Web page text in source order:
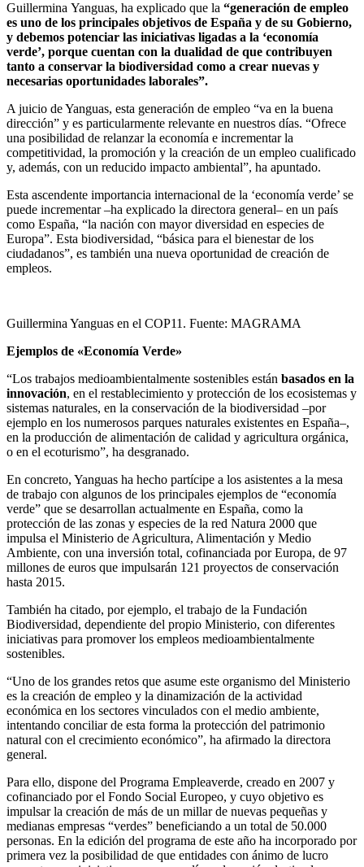
Guillermina Yanguas, ha explicado que la “generación de empleo
es uno de los principales objetivos de España y de su Gobierno,
y debemos potenciar las iniciativas ligadas a la ‘economía
verde’, porque cuentan con la dualidad de que contribuyen
tanto a conservar la biodiversidad como a crear nuevas y
necesarias oportunidades laborales”.
A juicio de Yanguas, esta generación de empleo “va en la buena
dirección” y es particularmente relevante en nuestros días. “Ofrece
una posibilidad de relanzar la economía e incrementar la
competitividad, la promoción y la creación de un empleo cualificado
y, además, con un reducido impacto ambiental”, ha apuntado.
Esta ascendente importancia internacional de la ‘economía verde’ se
puede incrementar –ha explicado la directora general– en un país
como España, “la nación con mayor diversidad en especies de
Europa”. Esta biodiversidad, “básica para el bienestar de los
ciudadanos”, es también una nueva oportunidad de creación de
empleos.
Guillermina Yanguas en el COP11. Fuente: MAGRAMA
Ejemplos de «Economía Verde»
“Los trabajos medioambientalmente sostenibles están basados en la
innovación, en el restablecimiento y protección de los ecosistemas y
sistemas naturales, en la conservación de la biodiversidad –por
ejemplo en los numerosos parques naturales existentes en España–,
en la producción de alimentación de calidad y agricultura orgánica,
o en el ecoturismo”, ha desgranado.
En concreto, Yanguas ha hecho partícipe a los asistentes a la mesa
de trabajo con algunos de los principales ejemplos de “economía
verde” que se desarrollan actualmente en España, como la
protección de las zonas y especies de la red Natura 2000 que
impulsa el Ministerio de Agricultura, Alimentación y Medio
Ambiente, con una inversión total, cofinanciada por Europa, de 97
millones de euros que impulsarán 121 proyectos de conservación
hasta 2015.
También ha citado, por ejemplo, el trabajo de la Fundación
Biodiversidad, dependiente del propio Ministerio, con diferentes
iniciativas para promover los empleos medioambientalmente
sostenibles.
“Uno de los grandes retos que asume este organismo del Ministerio
es la creación de empleo y la dinamización de la actividad
económica en los sectores vinculados con el medio ambiente,
intentando conciliar de esta forma la protección del patrimonio
natural con el crecimiento económico”, ha afirmado la directora
general.
Para ello, dispone del Programa Empleaverde, creado en 2007 y
cofinanciado por el Fondo Social Europeo, y cuyo objetivo es
impulsar la creación de más de un millar de nuevas pequeñas y
medianas empresas “verdes” beneficiando a un total de 50.000
personas. En la edición del programa de este año ha incorporado por
primera vez la posibilidad de que entidades con ánimo de lucro